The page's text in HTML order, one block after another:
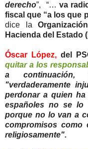
derecho”, “… va
fiscal que “a los que
dice la
Hacienda del Estado
Óscar López, del
quitar a los
a continuación,
"verdaderamente
perdonar a quien
españoles no se lo
porque no lo van a
compromisos como
religiosamente".